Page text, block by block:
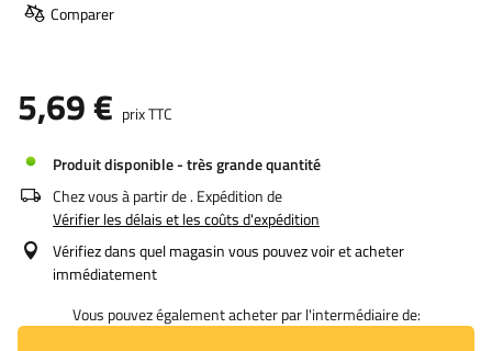
Comparer
5,69 € prix TTC
Produit disponible - très grande quantité
Chez vous à partir de. Expédition de
Vérifier les délais et les coûts d'expédition
Vérifiez dans quel magasin vous pouvez voir et acheter
immédiatement
Vous pouvez également acheter par l'intermédiaire de: